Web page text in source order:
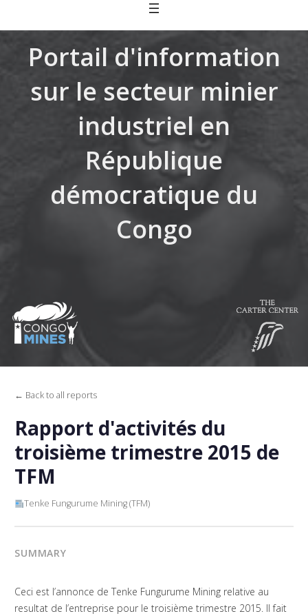
Portail d'information
sur le secteur minier
industriel en
République
démocratique du
Congo
← Back to all reports
Rapport d'activités du
troisième trimestre 2015 de
TFM
Tenke Fungurume Mining (TFM)
SUMMARY
Ceci est l’annonce de Tenke Fungurume Mining relative au
resultat de l’entreprise pour le troisième trimestre 2015. Il fait